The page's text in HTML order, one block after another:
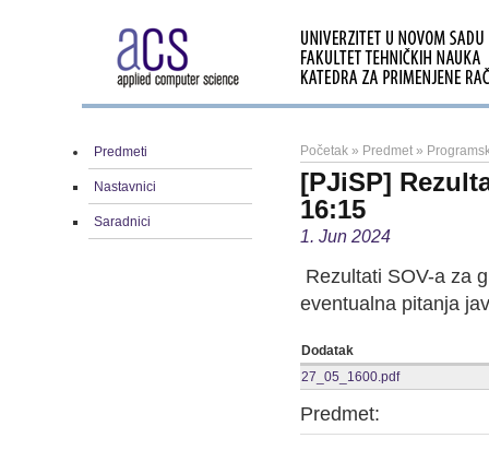
Predmeti
Nastavnici
Saradnici
Početak » Predmet »
[PJiSP]
16:15
1. Jun 2024
Rezultati SOV-a za
eventualna pitanja
Dodatak
27_05_1600.pdf
Predmet: